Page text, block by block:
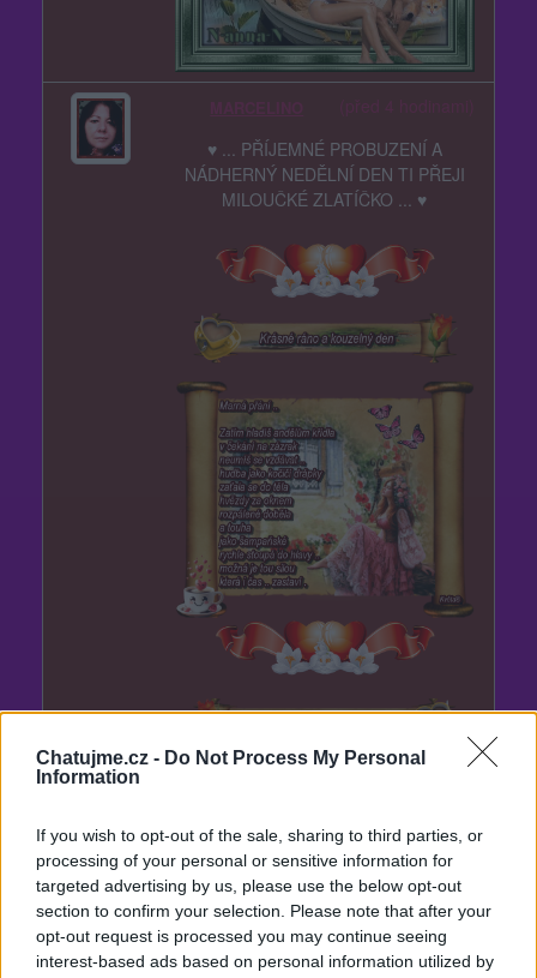
Chatujme.cz - Do Not Process My Personal
Information
If you wish to opt-out of the sale, sharing to third parties, or
processing of your personal or sensitive information for
targeted advertising by us, please use the below opt-out
section to confirm your selection. Please note that after your
opt-out request is processed you may continue seeing
interest-based ads based on personal information utilized by
♥ ... PŘÍJEMNÉ PROBUZENÍ A
NÁDHERNÝ NEDĚLNÍ DEN TI PŘEJI
MILOUČKÉ ZLATÍČKO ... ♥